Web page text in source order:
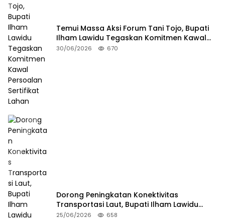
Temui Massa Aksi Forum Tani Tojo, Bupati
Ilham Lawidu Tegaskan Komitmen Kawal
Persoalan Sertifikat Lahan
30/06/2026 670
Dorong Peningkatan Konektivitas
Transportasi Laut, Bupati Ilham Lawidu
Tinjau Langsung Rencana Pembangunan
25/06/2026 658